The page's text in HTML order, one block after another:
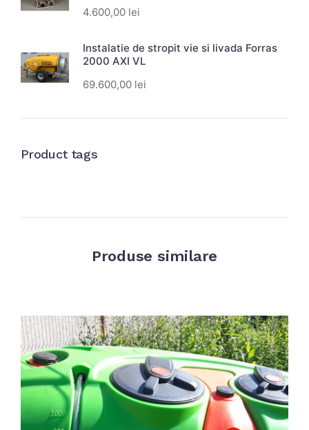
4.600,00 lei
Instalatie de stropit vie si livada Forras
2000 AXI VL
69.600,00 lei
Product tags
Produse similare